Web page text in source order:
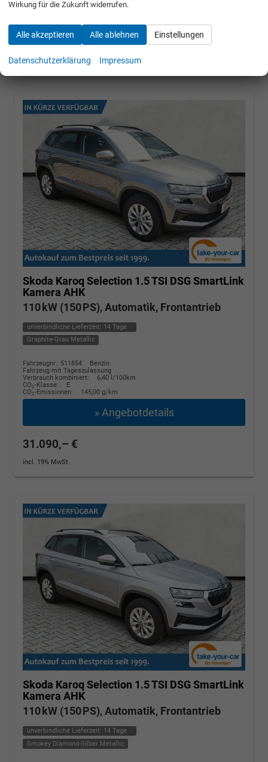
30.684,– €
incl. 19% MwSt.
UVP:40.740,– €
Skoda Karoq Selection 1.5 TSI DSG SmartLink
Kamera AHK
110 kW (150 PS), Automatik, Frontantrieb
unverbindliche Lieferzeit: 14 Tage
Graphite-Grau Metallic
Fahrzeugnr.: 511854
Benzin
Fahrzeug mit Tageszulassung
Verbrauch kombiniert:
6,40 l/100km
CO2-Klasse:
E
CO2-Emissionen: 145,00 g/km
» Angebotdetails
31.090,– €
incl. 19% MwSt.
Skoda Karoq Selection 1.5 TSI DSG SmartLink
Kamera AHK
110 kW (150 PS), Automatik, Frontantrieb
unverbindliche Lieferzeit: 14 Tage
Smokey Diamond-Silber Metallic
Wirkung für die Zukunft widerrufen.
Alle akzeptieren Alle ablehnen Einstellungen
Datenschutzerklärung Impressum